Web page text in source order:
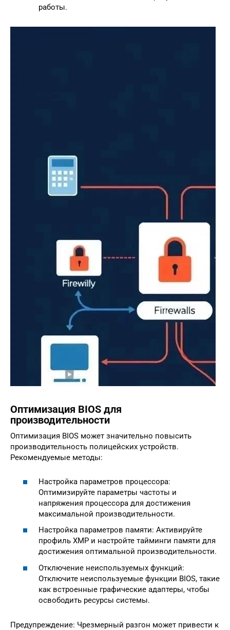
работы.
Оптимизация BIOS для
производительности
Оптимизация BIOS может значительно повысить
производительность полицейских устройств.
Рекомендуемые методы:
Настройка параметров процессора:
Оптимизируйте параметры частоты и
напряжения процессора для достижения
максимальной производительности.
Настройка параметров памяти: Активируйте
профиль XMP и настройте тайминги памяти для
достижения оптимальной производительности.
Отключение неиспользуемых функций:
Отключите неиспользуемые функции BIOS, такие
как встроенные графические адаптеры, чтобы
освободить ресурсы системы.
Предупреждение: Чрезмерный разгон может привести к